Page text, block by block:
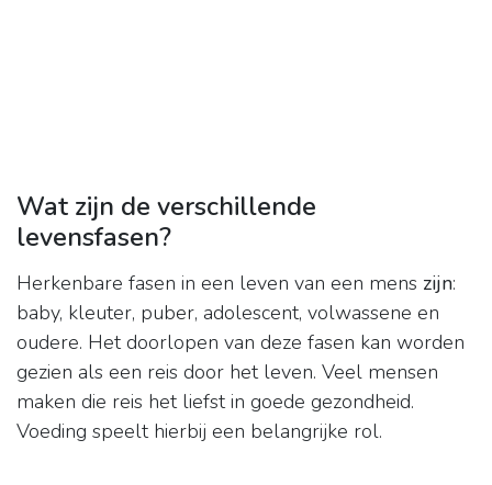
Wat zijn de verschillende
levensfasen?
Herkenbare fasen in een leven van een mens zijn:
baby, kleuter, puber, adolescent, volwassene en
oudere. Het doorlopen van deze fasen kan worden
gezien als een reis door het leven. Veel mensen
maken die reis het liefst in goede gezondheid.
Voeding speelt hierbij een belangrijke rol.